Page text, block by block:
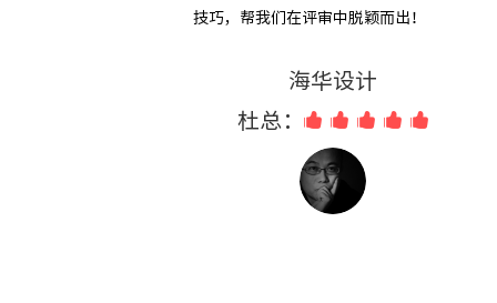
技巧，帮我们在评审中脱颖而出！
海华设计
杜总：